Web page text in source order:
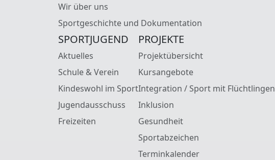
Wir über uns
Sportgeschichte und Dokumentation
SPORTJUGEND
Aktuelles
Schule & Verein
Kindeswohl im Sport
Jugendausschuss
Freizeiten
PROJEKTE
Projektübersicht
Kursangebote
Integration / Sport mit Flüchtlingen
Inklusion
Gesundheit
Sportabzeichen
Terminkalender